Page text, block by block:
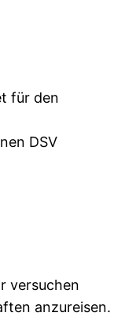
für den
DSV
versuchen
anzureisen.